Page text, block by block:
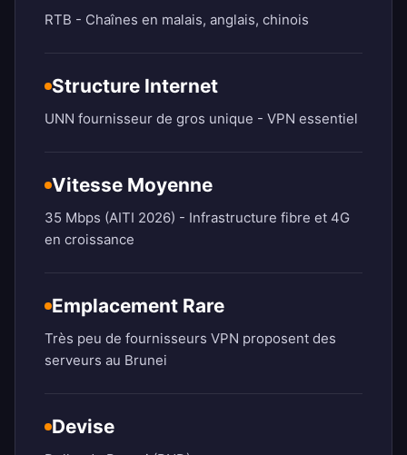
RTB - Chaînes en malais, anglais, chinois
Structure Internet
UNN fournisseur de gros unique - VPN essentiel
Vitesse Moyenne
35 Mbps (AITI 2026) - Infrastructure fibre et 4G
en croissance
Emplacement Rare
Très peu de fournisseurs VPN proposent des
serveurs au Brunei
Devise